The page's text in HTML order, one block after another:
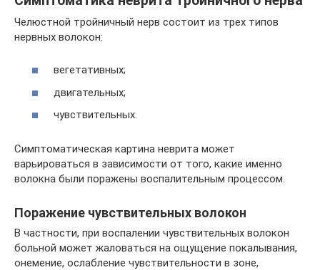
Челюстной тройничный нерв состоит из трех типов
нервных волокон:
вегетативных;
двигательных;
чувствительных.
Симптоматическая картина неврита может
варьироваться в зависимости от того, какие именно
волокна были поражены воспалительным процессом.
Поражение чувствительных волокон
В частности, при воспалении чувствительных волокон
больной может жаловаться на ощущение покалывания,
онемение, ослабление чувствительности в зоне,